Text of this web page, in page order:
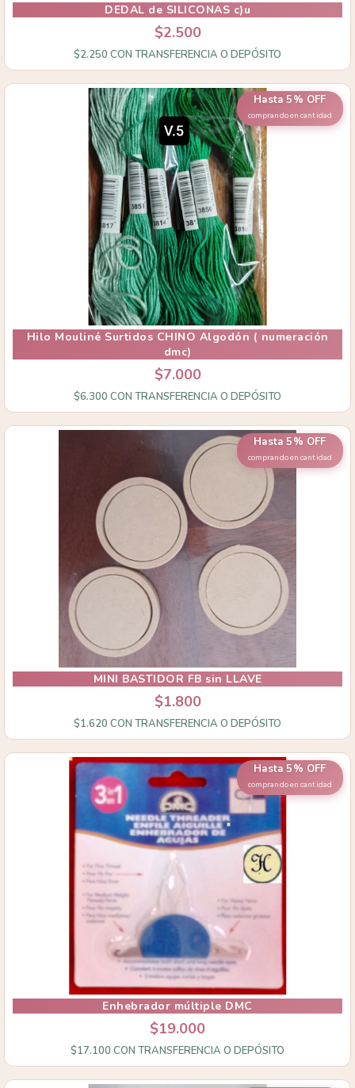
DEDAL de SILICONAS c)u
$2.500
$2.250 CON TRANSFERENCIA O DEPÓSITO
Hasta 5% OFF
comprando en cantidad
Hilo Mouliné Surtidos CHINO Algodón ( numeración
dmc)
$7.000
$6.300 CON TRANSFERENCIA O DEPÓSITO
Hasta 5% OFF
comprando en cantidad
MINI BASTIDOR FB sin LLAVE
$1.800
$1.620 CON TRANSFERENCIA O DEPÓSITO
Hasta 5% OFF
comprando en cantidad
Enhebrador múltiple DMC
$19.000
$17.100 CON TRANSFERENCIA O DEPÓSITO